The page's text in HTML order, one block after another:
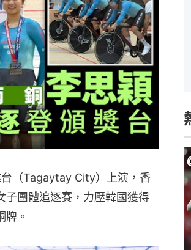
（Tagaytay City）上演，香
子團體追逐賽，力壓韓國獲得
牌。